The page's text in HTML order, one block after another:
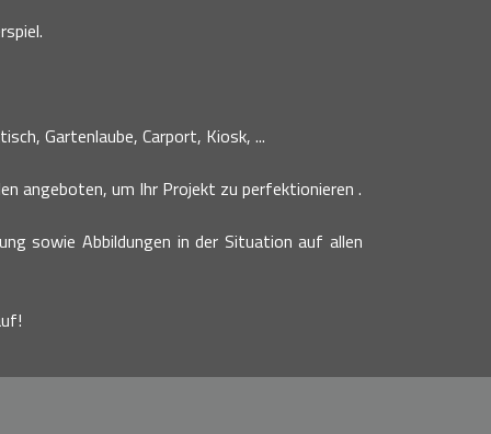
Gartenlaube, Carport, Kiosk, ...
angeboten, um Ihr Projekt zu perfektionieren .
sowie Abbildungen in der Situation auf allen